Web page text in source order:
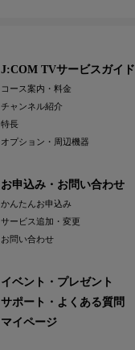
J:COM TVサービスガイド
コース案内・料金
チャンネル紹介
特長
オプション・周辺機器
お申込み・お問い合わせ
かんたんお申込み
サービス追加・変更
お問い合わせ
イベント・プレゼント
サポート・よくある質問
マイページ